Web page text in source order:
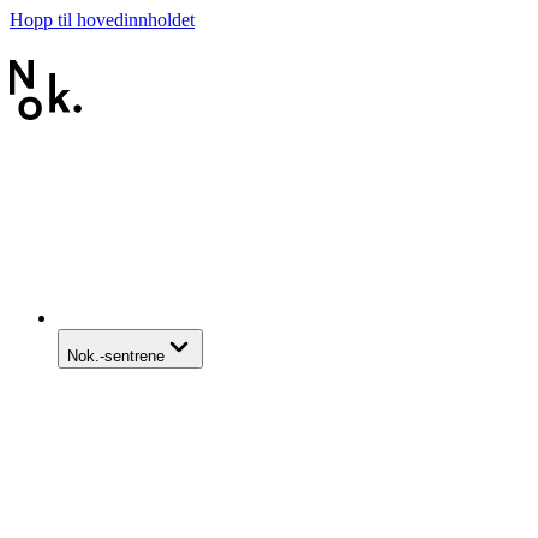
Hopp til hovedinnholdet
Nok.-sentrene